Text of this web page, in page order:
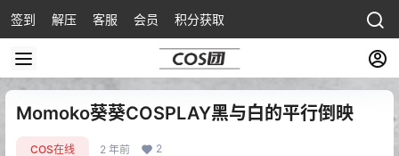
签到 解压 客服 会员 积分获取
Momoko葵葵COSPLAY黑与白的平行倒映
COS在线 2 年前 2